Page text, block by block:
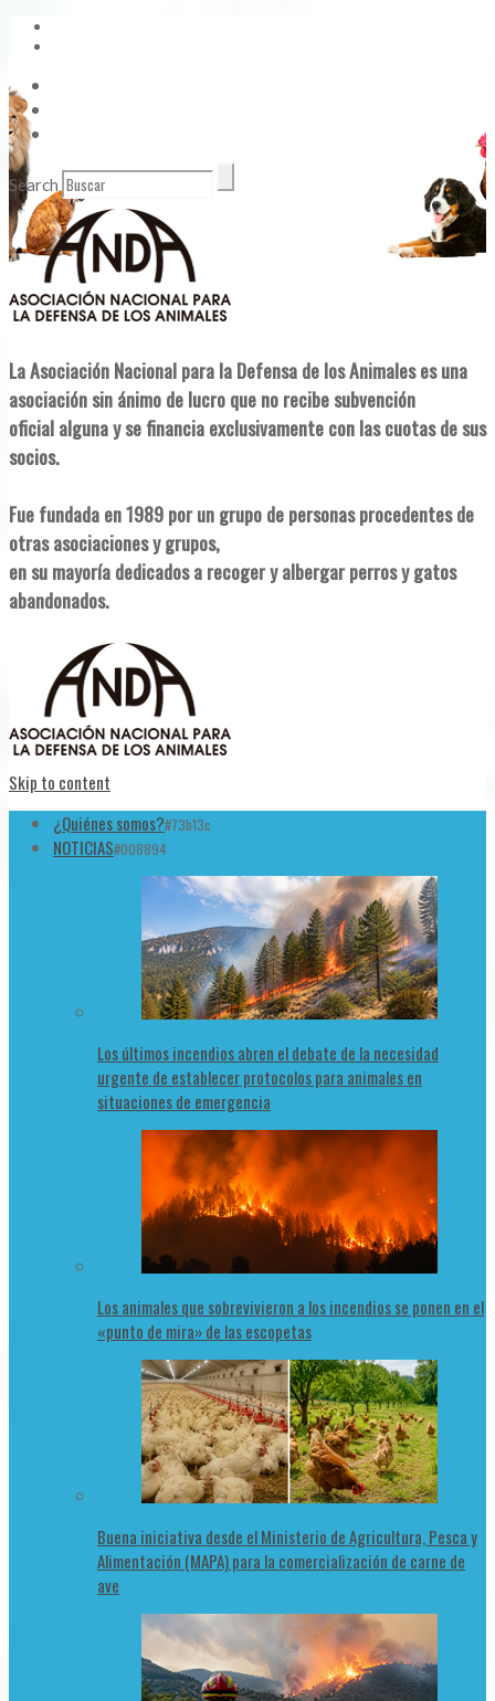
Search
La Asociación Nacional para la Defensa de los Animales es una
asociación sin ánimo de lucro que no recibe subvención
oficial alguna y se financia exclusivamente con las cuotas de sus
socios.
Fue fundada en 1989 por un grupo de personas procedentes de
otras asociaciones y grupos,
en su mayoría dedicados a recoger y albergar perros y gatos
abandonados.
Skip to content
¿Quiénes somos?#73b13c
NOTICIAS#008894
Los últimos incendios abren el debate de la necesidad
urgente de establecer protocolos para animales en
situaciones de emergencia
Los animales que sobrevivieron a los incendios se ponen en el
«punto de mira» de las escopetas
Buena iniciativa desde el Ministerio de Agricultura, Pesca y
Alimentación (MAPA) para la comercialización de carne de
ave